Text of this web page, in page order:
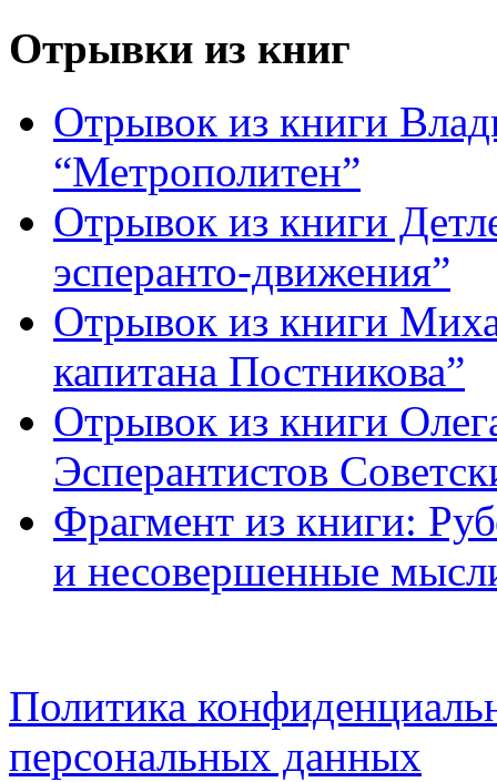
Отрывки из книг
Отрывок из книги
“Метрополитен”
Отрывок из книги
эсперанто-движения”
Отрывок из книги
капитана Постникова”
Отрывок из книги
Эсперантистов
Фрагмент из книги:
и несовершенные
Политика
персональных данных